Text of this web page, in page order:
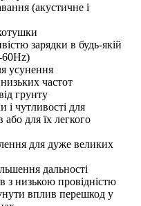
(акустичне і
зарядки в будь-якій
60Hz)
усунення
частот
грунту
і чутливості для
або для їх легкого
для дуже великих
дальності
з низькою провідністю
вплив перешкод у